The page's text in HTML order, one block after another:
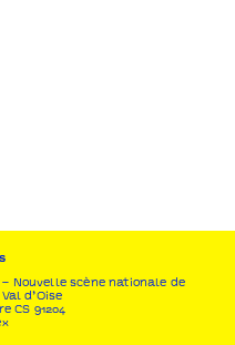
Nouvelle scène nationale de
d’Oise
CS 91204